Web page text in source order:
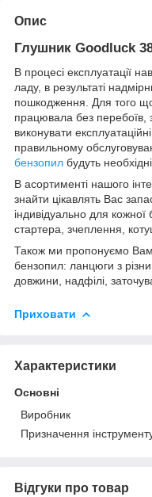
Опис
Глушник Goodluck
В процесі експлуатації
ладу, в результаті
пошкодження. Для того
працювала без перебоїв,
виконувати
правильному
бензопил будуть необхідні.
В асортименті нашого
знайти цікавлять Вас
індивідуально для
стартера, зчеплення,
Також ми пропонуємо
бензопил: ланцюги з
довжини, надфілі,
Приховати
Характеристики
Основні
Виробник
Призначення
Відгуки про товар